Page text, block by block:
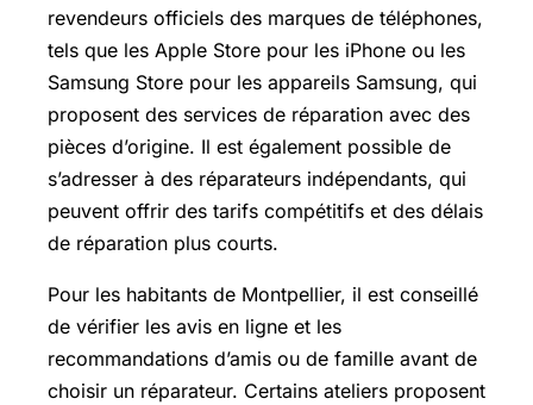
revendeurs officiels des marques de téléphones,
tels que les Apple Store pour les iPhone ou les
Samsung Store pour les appareils Samsung, qui
proposent des services de réparation avec des
pièces d’origine. Il est également possible de
s’adresser à des réparateurs indépendants, qui
peuvent offrir des tarifs compétitifs et des délais
de réparation plus courts.
Pour les habitants de Montpellier, il est conseillé
de vérifier les avis en ligne et les
recommandations d’amis ou de famille avant de
choisir un réparateur. Certains ateliers proposent